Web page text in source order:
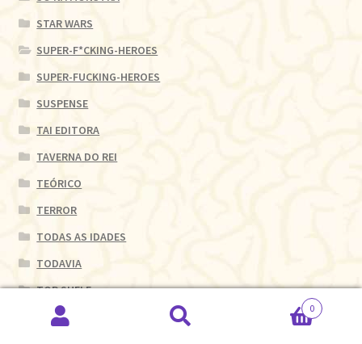
STAR WARS
SUPER-F*CKING-HEROES
SUPER-FUCKING-HEROES
SUSPENSE
TAI EDITORA
TAVERNA DO REI
TEÓRICO
TERROR
TODAS AS IDADES
TODAVIA
TOP SHELF
TOY
Pesquisar
Pesquisar
0